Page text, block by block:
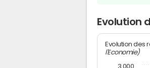
Evolution
Evolution des
l'Economie)
3 000